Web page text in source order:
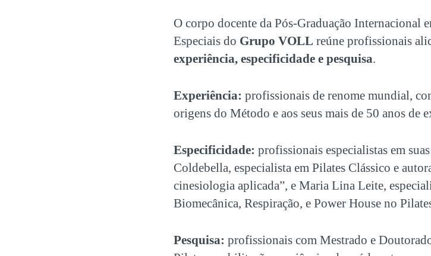
O corpo docente da Pós-Graduação Internacional
Especiais do Grupo VOLL reúne profissionais
experiência, especificidade e pesquisa.
Experiência: profissionais de renome mundial,
origens do Método e aos seus mais de 50 anos de
Especificidade: profissionais especialistas em
Coldebella, especialista em Pilates Clássico e
cinesiologia aplicada”, e Maria Lina Leite,
Biomecânica, Respiração, e Power House no
Pesquisa: profissionais com Mestrado e